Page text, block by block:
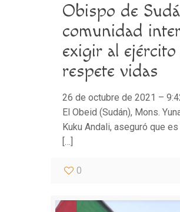
Obispo de
comunidad
exigir al ejército
respete vidas
26 de octubre de 2021 –
El Obeid (Sudán), Mons.
Kuku Andali, aseguró que
[…]
0